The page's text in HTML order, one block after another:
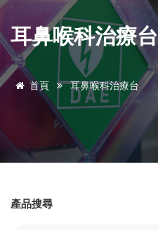
耳鼻喉科治療台
首頁 耳鼻喉科治療台
產品搜尋